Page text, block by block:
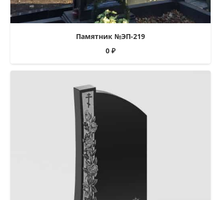
Памятник №ЭП-219
0 ₽